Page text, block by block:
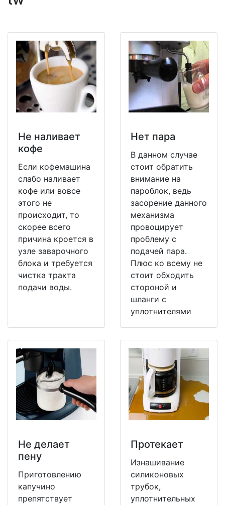
Не наливает
кофе
Если кофемашина
слабо наливает
кофе или вовсе
этого не
происходит, то
скорее всего
причина кроется в
узле заварочного
блока и требуется
чистка тракта
подачи воды.
Нет пара
В данном случае
стоит обратить
внимание на
пароблок, ведь
засорение данного
механизма
провоцирует
проблему с
подачей пара.
Плюс ко всему не
стоит обходить
стороной и
шланги с
уплотнителями
Не делает
пену
Приготовлению
капучино
препятствует
Протекает
Изнашивание
силиконовых
трубок,
уплотнительных